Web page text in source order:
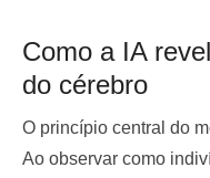
Como a IA
do cérebro
O princípio central do
Ao observar como